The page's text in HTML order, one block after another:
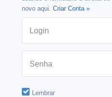
novo aqui. Criar Conta »
Login
Senha
Lembrar